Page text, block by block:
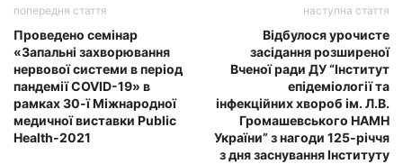
попередня стаття
Проведено семінар
«Запальні захворювання
нервової системи в період
пандемії COVID-19» в
рамках 30-ї Міжнародної
медичної виставки Public
Health-2021
наступна стаття
Відбулося урочисте
засідання розширеної
Вченої ради ДУ “Інститут
епідеміології та
інфекційних хвороб ім. Л.В.
Громашевського НАМН
України” з нагоди 125-річчя
з дня заснування Інституту